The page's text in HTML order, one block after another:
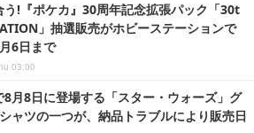
う!『ポケカ』30周年記念拡張パック「30t
」抽選販売がホビーステーションで
6日まで
03:00
8月8日に登場する「スター・ウォーズ」グ
ャツの一つが、納品トラブルにより販売日